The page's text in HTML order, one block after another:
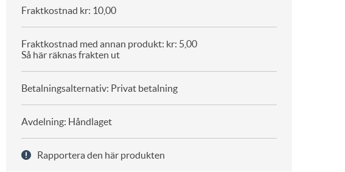
Fraktkostnad kr: 10,00
Fraktkostnad med annan produkt: kr: 5,00
Så här räknas frakten ut
Betalningsalternativ: Privat betalning
Avdelning: Håndlaget
Rapportera den här produkten